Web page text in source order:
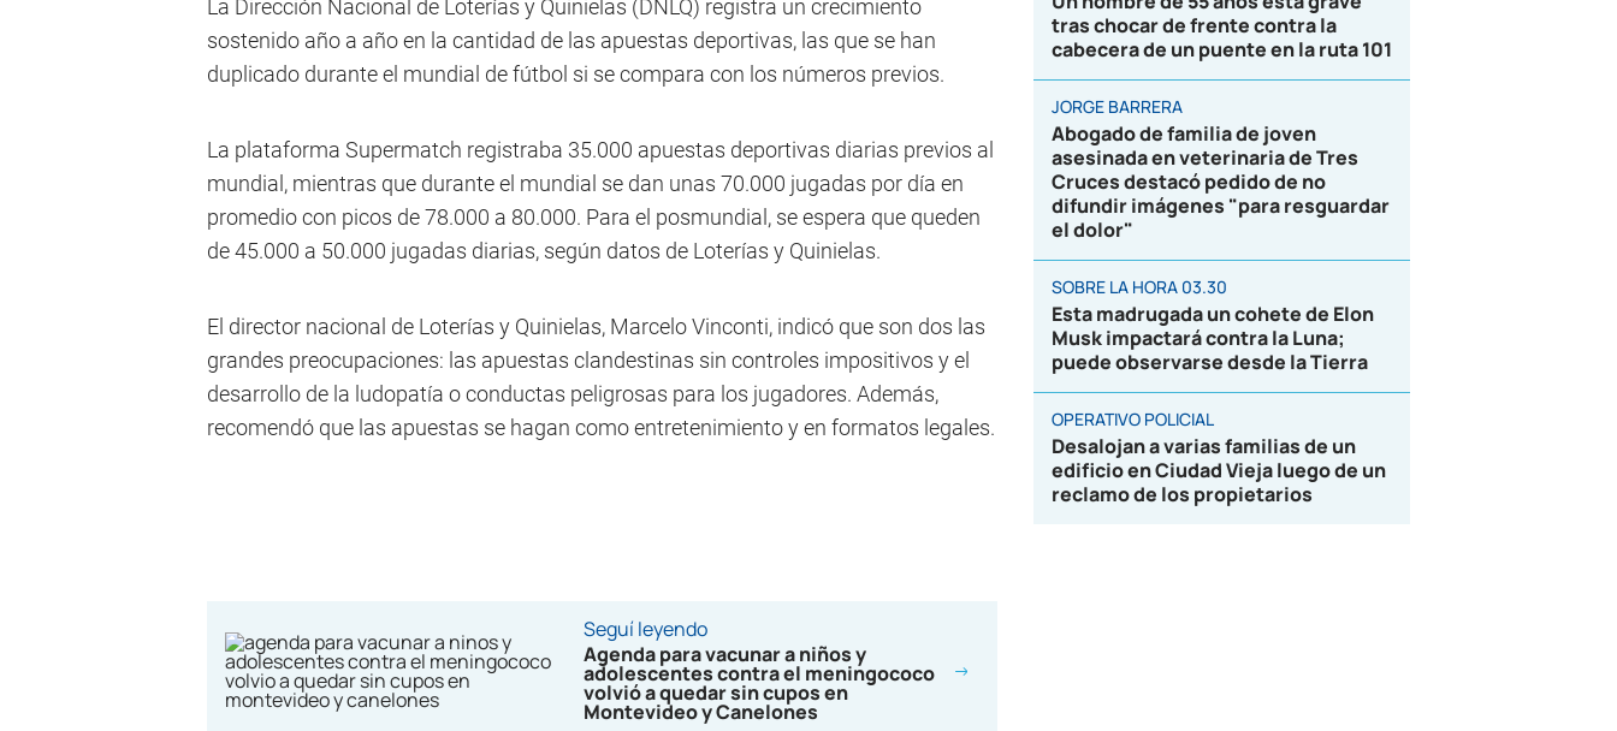
La Dirección Nacional de Loterías y Quinielas (DNLQ) registra un crecimiento
sostenido año a año en la cantidad de las apuestas deportivas, las que se han
duplicado durante el mundial de fútbol si se compara con los números previos.
La plataforma Supermatch registraba 35.000 apuestas deportivas diarias previos al
mundial, mientras que durante el mundial se dan unas 70.000 jugadas por día en
promedio con picos de 78.000 a 80.000. Para el posmundial, se espera que queden
de 45.000 a 50.000 jugadas diarias, según datos de Loterías y Quinielas.
El director nacional de Loterías y Quinielas, Marcelo Vinconti, indicó que son dos las
grandes preocupaciones: las apuestas clandestinas sin controles impositivos y el
desarrollo de la ludopatía o conductas peligrosas para los jugadores. Además,
recomendó que las apuestas se hagan como entretenimiento y en formatos legales.
Seguí leyendo
Agenda para vacunar a niños y
adolescentes contra el meningococo
volvió a quedar sin cupos en
Montevideo y Canelones
tras chocar de frente contra la
cabecera de un puente en la ruta 101
JORGE BARRERA
Abogado de familia de joven
asesinada en veterinaria de Tres
Cruces destacó pedido de no
difundir imágenes "para resguardar
el dolor"
SOBRE LA HORA 03.30
Esta madrugada un cohete de Elon
Musk impactará contra la Luna;
puede observarse desde la Tierra
OPERATIVO POLICIAL
Desalojan a varias familias de un
edificio en Ciudad Vieja luego de un
reclamo de los propietarios